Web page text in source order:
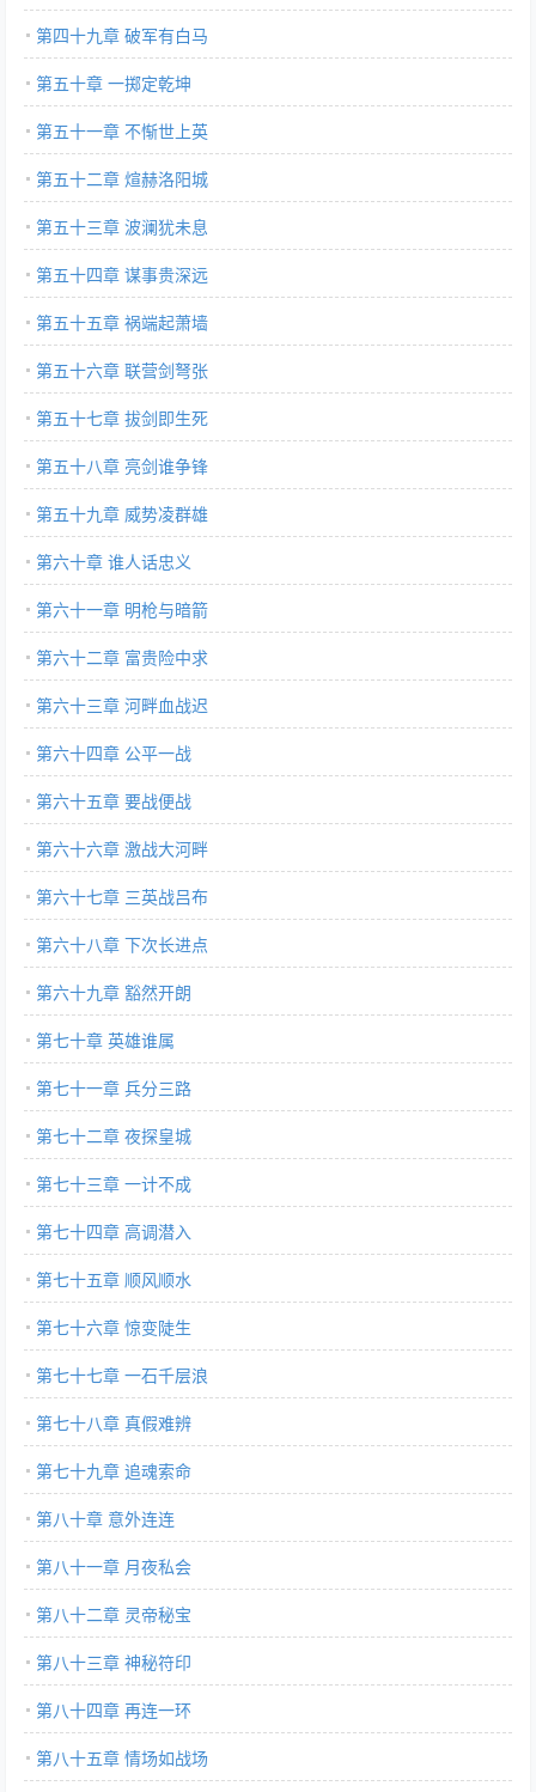
第四十九章 破军有白马
第五十章 一掷定乾坤
第五十一章 不惭世上英
第五十二章 煊赫洛阳城
第五十三章 波澜犹未息
第五十四章 谋事贵深远
第五十五章 祸端起萧墙
第五十六章 联营剑弩张
第五十七章 拔剑即生死
第五十八章 亮剑谁争锋
第五十九章 威势凌群雄
第六十章 谁人话忠义
第六十一章 明枪与暗箭
第六十二章 富贵险中求
第六十三章 河畔血战迟
第六十四章 公平一战
第六十五章 要战便战
第六十六章 激战大河畔
第六十七章 三英战吕布
第六十八章 下次长进点
第六十九章 豁然开朗
第七十章 英雄谁属
第七十一章 兵分三路
第七十二章 夜探皇城
第七十三章 一计不成
第七十四章 高调潜入
第七十五章 顺风顺水
第七十六章 惊变陡生
第七十七章 一石千层浪
第七十八章 真假难辨
第七十九章 追魂索命
第八十章 意外连连
第八十一章 月夜私会
第八十二章 灵帝秘宝
第八十三章 神秘符印
第八十四章 再连一环
第八十五章 情场如战场